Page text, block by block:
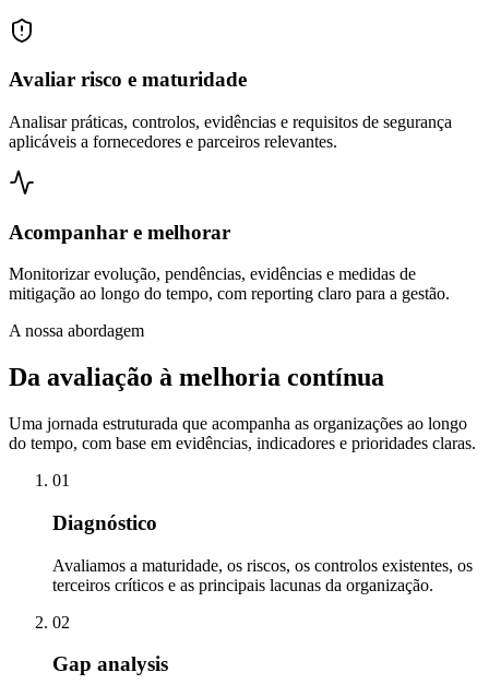
Avaliar risco e maturidade
Analisar práticas, controlos, evidências e requisitos de segurança
aplicáveis a fornecedores e parceiros relevantes.
Acompanhar e melhorar
Monitorizar evolução, pendências, evidências e medidas de
mitigação ao longo do tempo, com reporting claro para a gestão.
A nossa abordagem
Da avaliação à melhoria contínua
Uma jornada estruturada que acompanha as organizações ao longo
do tempo, com base em evidências, indicadores e prioridades claras.
01
Diagnóstico
Avaliamos a maturidade, os riscos, os controlos existentes, os
terceiros críticos e as principais lacunas da organização.
02
Gap analysis